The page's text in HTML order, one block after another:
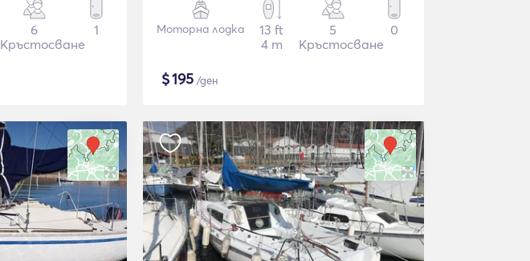
6
Кръстосване
1 Моторна лодка
13 ft
4 m
5
Кръстосване
0
$195 /ден